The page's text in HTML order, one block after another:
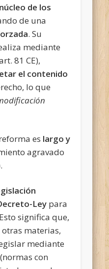
núcleo de los
de una
. Su
mediante
81 CE),
el contenido
lo que
es largo y
agravado
Ley para
significa que,
materias,
mediante
con